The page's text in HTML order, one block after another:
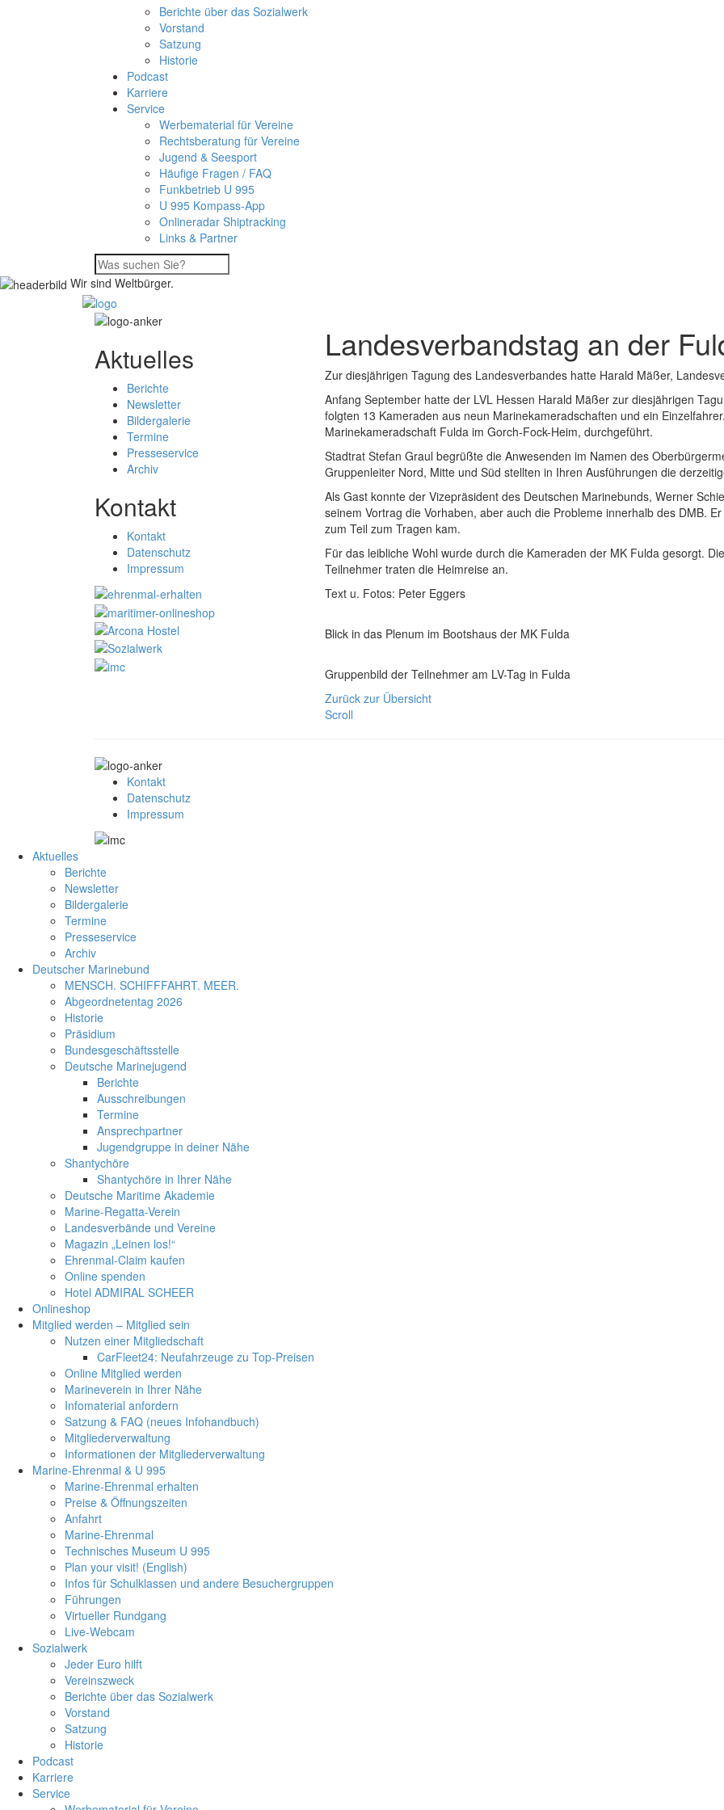
Berichte über das Sozialwerk
Vorstand
Satzung
Historie
Podcast
Karriere
Service
Werbematerial für Vereine
Rechtsberatung für Vereine
Jugend & Seesport
Häufige Fragen / FAQ
Funkbetrieb U 995
U 995 Kompass-App
Onlineradar Shiptracking
Links & Partner
Wir sind Weltbürger.
Aktuelles
Berichte
Newsletter
Bildergalerie
Termine
Presseservice
Archiv
Kontakt
Kontakt
Datenschutz
Impressum
Landesverbandstag an der
Zur diesjährigen Tagung des Landesverbandes hatte Harald Mäßer,
Anfang September hatte der LVL Hessen Harald Mäßer zur diesjährigen
folgten 13 Kameraden aus neun Marinekameradschaften und ein
Marinekameradschaft Fulda im Gorch-Fock-Heim, durchgeführt.
Stadtrat Stefan Graul begrüßte die Anwesenden im Namen des
Gruppenleiter Nord, Mitte und Süd stellten in Ihren Ausführungen die
Als Gast konnte der Vizepräsident des Deutschen Marinebunds, Werner
seinem Vortrag die Vorhaben, aber auch die Probleme innerhalb des DMB.
zum Teil zum Tragen kam.
Für das leibliche Wohl wurde durch die Kameraden der MK Fulda gesorgt.
Teilnehmer traten die Heimreise an.
Text u. Fotos: Peter Eggers
Blick in das Plenum im Bootshaus der MK Fulda
Gruppenbild der Teilnehmer am LV-Tag in Fulda
Zurück zur Übersicht
Scroll
Kontakt
Datenschutz
Impressum
Aktuelles
Berichte
Newsletter
Bildergalerie
Termine
Presseservice
Archiv
Deutscher Marinebund
MENSCH. SCHIFFFAHRT. MEER.
Abgeordnetentag 2026
Historie
Präsidium
Bundesgeschäftsstelle
Deutsche Marinejugend
Berichte
Ausschreibungen
Termine
Ansprechpartner
Jugendgruppe in deiner Nähe
Shantychöre
Shantychöre in Ihrer Nähe
Deutsche Maritime Akademie
Marine-Regatta-Verein
Landesverbände und Vereine
Magazin „Leinen los!“
Ehrenmal-Claim kaufen
Online spenden
Hotel ADMIRAL SCHEER
Onlineshop
Mitglied werden – Mitglied sein
Nutzen einer Mitgliedschaft
CarFleet24: Neufahrzeuge zu Top-Preisen
Online Mitglied werden
Marineverein in Ihrer Nähe
Infomaterial anfordern
Satzung & FAQ (neues Infohandbuch)
Mitgliederverwaltung
Informationen der Mitgliederverwaltung
Marine-Ehrenmal & U 995
Marine-Ehrenmal erhalten
Preise & Öffnungszeiten
Anfahrt
Marine-Ehrenmal
Technisches Museum U 995
Plan your visit! (English)
Infos für Schulklassen und andere Besuchergruppen
Führungen
Virtueller Rundgang
Live-Webcam
Sozialwerk
Jeder Euro hilft
Vereinszweck
Berichte über das Sozialwerk
Vorstand
Satzung
Historie
Podcast
Karriere
Service